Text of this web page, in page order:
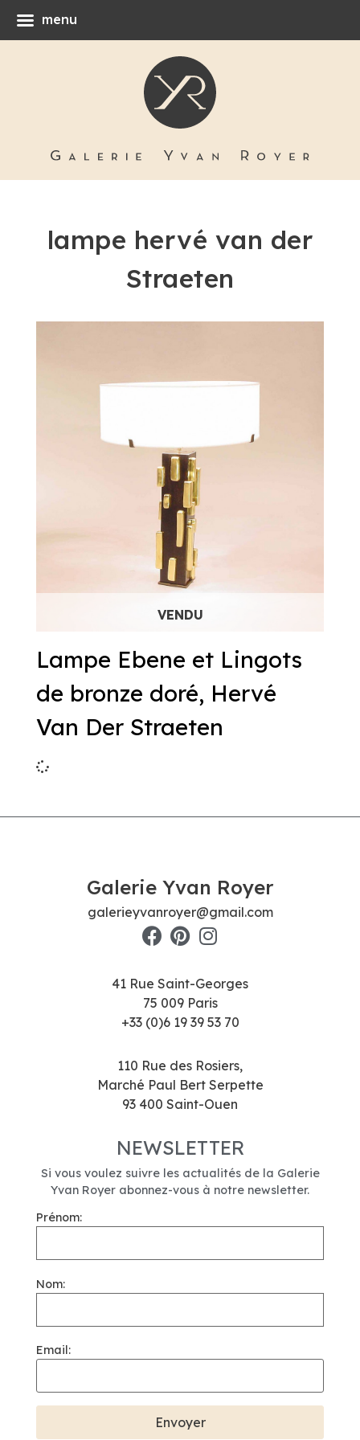
lampe hervé van der
Straeten
Lampe Ebene et Lingots
de bronze doré, Hervé
Van Der Straeten
Galerie Yvan Royer
galerieyvanroyer@gmail.com
41 Rue Saint-Georges
75 009 Paris
+33 (0)6 19 39 53 70
110 Rue des Rosiers,
Marché Paul Bert Serpette
93 400 Saint-Ouen
NEWSLETTER
Si vous voulez suivre les actualités de la Galerie
Yvan Royer abonnez-vous à notre newsletter.
Prénom:
Nom:
Email:
menu